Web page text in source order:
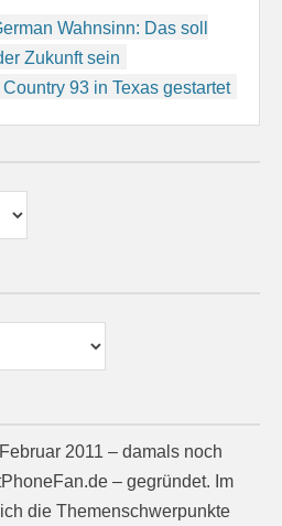
Wahnsinn: Das soll
Zukunft sein
93 in Texas gestartet
2011 – damals noch
– gegründet. Im
die Themenschwerpunkte